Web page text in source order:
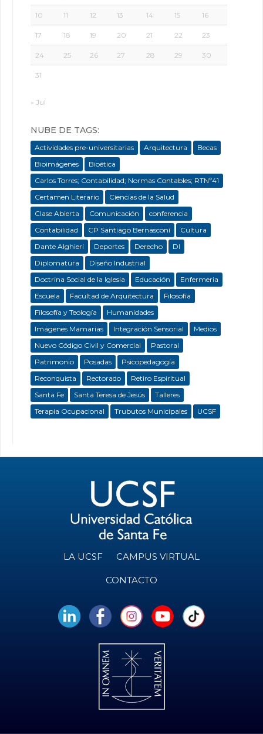
10 11 12 13 14 15 16
17 18 19 20 21 22 23
24 25 26 27 28 29 30
31
« Jul
NUBE DE TAGS:
Actividades pre-universitarias Arquitectura
Becas
Bioimágenes
Bioética
Carlos Torres; Contabilidad; Normas Contables; RTNº41
Certamen Literario
Ciencias de la Salud
Clase Abierta
Comunicación
conferencia
Contabilidad
CP Santiago Bernasconi
Cultura
Dante Alghieri
Deportes Derecho
DI
Diplomatura
Diseño Industrial
Doctrina Social de la Iglesia
Educación
Enfermeria
Escuela
Facultad de Arquitectura
Filosofía
Filosofía y Teología
Humanidades
Imágenes Mamarias
Integración Sensorial
Medios
Nuevo Código Civil y Comercial
Pastoral
Patrimonio
Posadas
Psicopedagogía
Reconquista
Rectorado
Retiro Espiritual
Santa Fe
Santa Teresa de Jesús
Talleres
Terapia Ocupacional
Trubutos Municipales UCSF
LA UCSF CAMPUS VIRTUAL
CONTACTO